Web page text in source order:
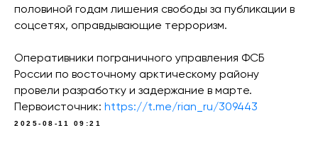
половиной годам лишения свободы за публикации в
соцсетях, оправдывающие терроризм.
Оперативники пограничного управления ФСБ
России по восточному арктическому району
провели разработку и задержание в марте.
Первоисточник: https://t.me/rian_ru/309443
2025-08-11 09:21